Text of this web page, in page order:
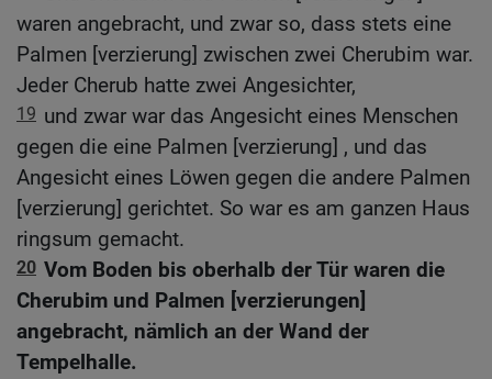
waren angebracht, und zwar so, dass stets eine
Palmen [verzierung] zwischen zwei Cherubim war.
Jeder Cherub hatte zwei Angesichter,
19 und zwar war das Angesicht eines Menschen
gegen die eine Palmen [verzierung] , und das
Angesicht eines Löwen gegen die andere Palmen
[verzierung] gerichtet. So war es am ganzen Haus
ringsum gemacht.
20 Vom Boden bis oberhalb der Tür waren die
Cherubim und Palmen [verzierungen]
angebracht, nämlich an der Wand der
Tempelhalle.